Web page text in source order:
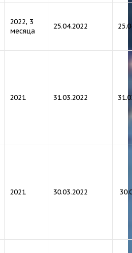
2022, 3
месяца
25.04.2022
2021 31.03.2022
2021 30.03.2022